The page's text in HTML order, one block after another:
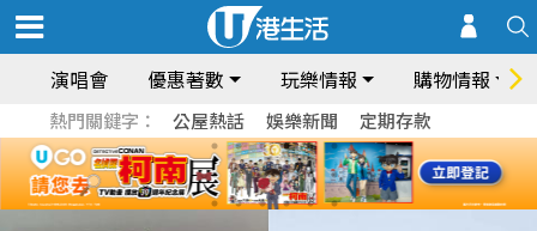
演唱會 優惠著數 玩樂情報 購物情報
熱門關鍵字： 公屋熱話 娛樂新聞 定期存款